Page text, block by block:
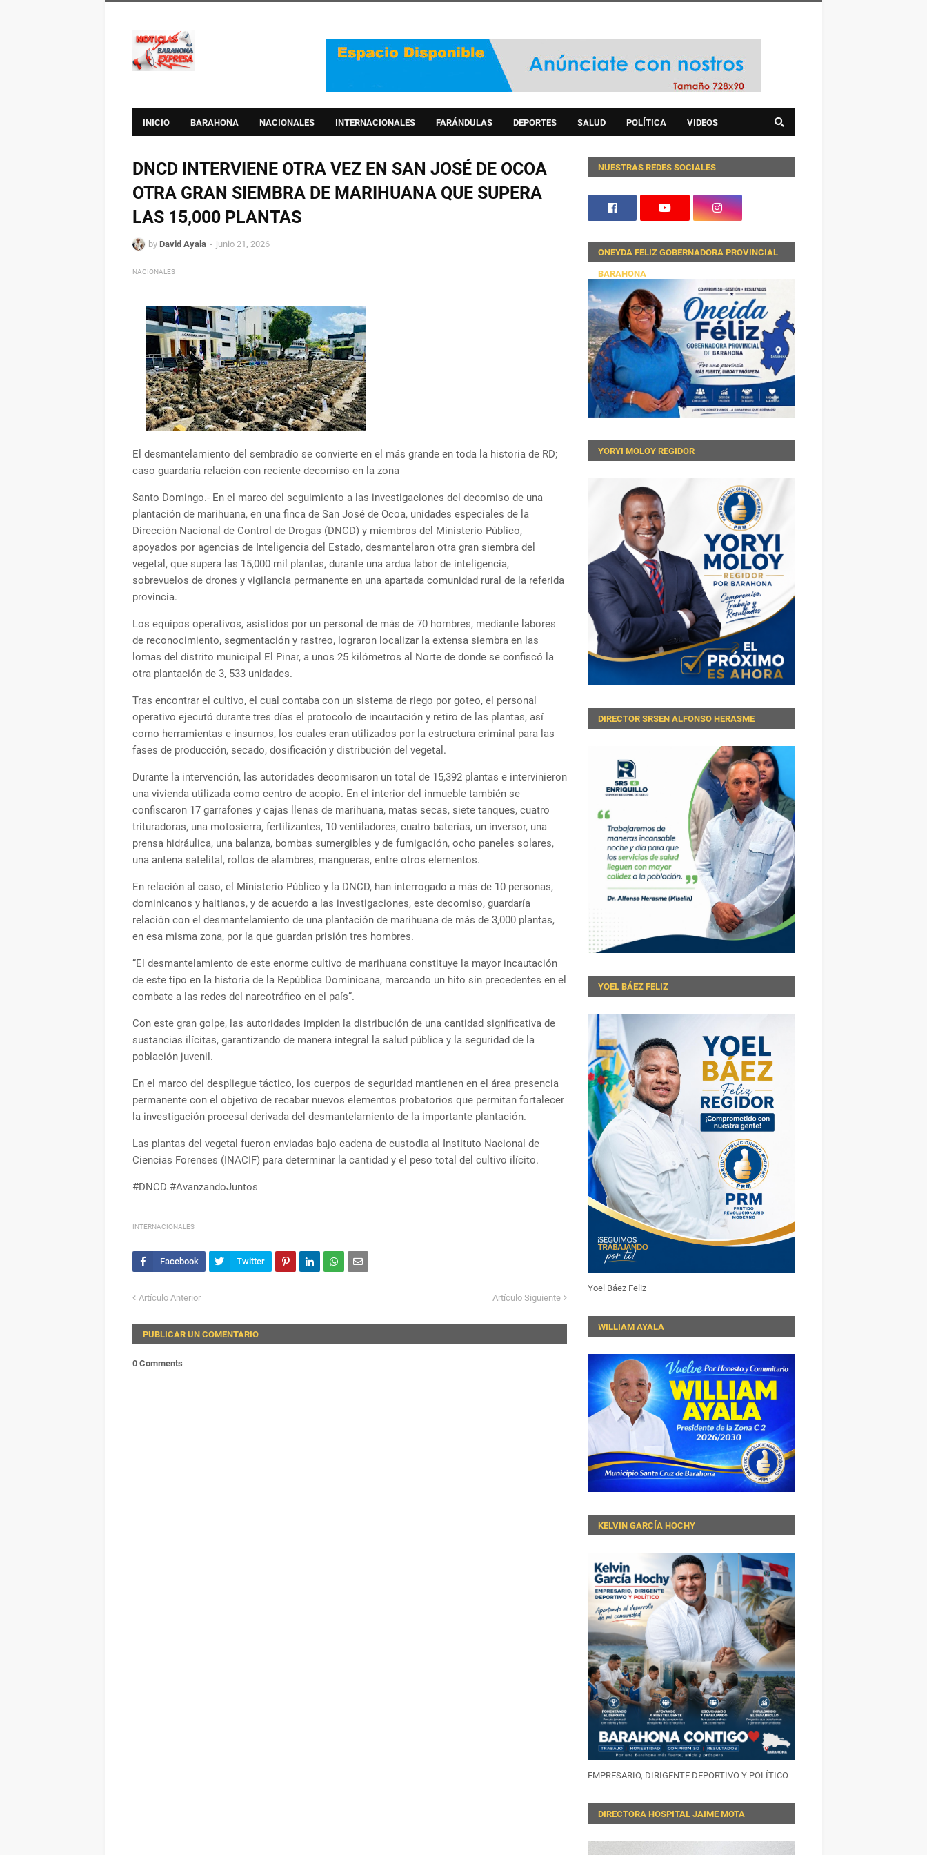
INICIO BARAHONA NACIONALES INTERNACIONALES FARÁNDULAS DEPORTES SALUD POLÍTICA VIDEOS
DNCD INTERVIENE OTRA VEZ EN SAN JOSÉ DE OCOA
OTRA GRAN SIEMBRA DE MARIHUANA QUE SUPERA
LAS 15,000 PLANTAS
by David Ayala junio 21, 2026
NACIONALES
El desmantelamiento del sembradío se convierte en el más grande en toda la historia de RD;
caso guardaría relación con reciente decomiso en la zona
Santo Domingo.- En el marco del seguimiento a las investigaciones del decomiso de una
plantación de marihuana, en una finca de San José de Ocoa, unidades especiales de la
Dirección Nacional de Control de Drogas (DNCD) y miembros del Ministerio Público,
apoyados por agencias de Inteligencia del Estado, desmantelaron otra gran siembra del
vegetal, que supera las 15,000 mil plantas, durante una ardua labor de inteligencia,
sobrevuelos de drones y vigilancia permanente en una apartada comunidad rural de la referida
provincia.
Los equipos operativos, asistidos por un personal de más de 70 hombres, mediante labores
de reconocimiento, segmentación y rastreo, lograron localizar la extensa siembra en las
lomas del distrito municipal El Pinar, a unos 25 kilómetros al Norte de donde se confiscó la
otra plantación de 3, 533 unidades.
Tras encontrar el cultivo, el cual contaba con un sistema de riego por goteo, el personal
operativo ejecutó durante tres días el protocolo de incautación y retiro de las plantas, así
como herramientas e insumos, los cuales eran utilizados por la estructura criminal para las
fases de producción, secado, dosificación y distribución del vegetal.
Durante la intervención, las autoridades decomisaron un total de 15,392 plantas e intervinieron
una vivienda utilizada como centro de acopio. En el interior del inmueble también se
confiscaron 17 garrafones y cajas llenas de marihuana, matas secas, siete tanques, cuatro
trituradoras, una motosierra, fertilizantes, 10 ventiladores, cuatro baterías, un inversor, una
prensa hidráulica, una balanza, bombas sumergibles y de fumigación, ocho paneles solares,
una antena satelital, rollos de alambres, mangueras, entre otros elementos.
En relación al caso, el Ministerio Público y la DNCD, han interrogado a más de 10 personas,
dominicanos y haitianos, y de acuerdo a las investigaciones, este decomiso, guardaría
relación con el desmantelamiento de una plantación de marihuana de más de 3,000 plantas,
en esa misma zona, por la que guardan prisión tres hombres.
“El desmantelamiento de este enorme cultivo de marihuana constituye la mayor incautación
de este tipo en la historia de la República Dominicana, marcando un hito sin precedentes en el
combate a las redes del narcotráfico en el país”.
Con este gran golpe, las autoridades impiden la distribución de una cantidad significativa de
sustancias ilícitas, garantizando de manera integral la salud pública y la seguridad de la
población juvenil.
En el marco del despliegue táctico, los cuerpos de seguridad mantienen en el área presencia
permanente con el objetivo de recabar nuevos elementos probatorios que permitan fortalecer
la investigación procesal derivada del desmantelamiento de la importante plantación.
Las plantas del vegetal fueron enviadas bajo cadena de custodia al Instituto Nacional de
Ciencias Forenses (INACIF) para determinar la cantidad y el peso total del cultivo ilícito.
#DNCD #AvanzandoJuntos
INTERNACIONALES
Artículo Anterior Artículo Siguiente
PUBLICAR UN COMENTARIO
0 Comments
NUESTRAS REDES SOCIALES
ONEYDA FELIZ GOBERNADORA PROVINCIAL
BARAHONA
YORYI MOLOY REGIDOR
DIRECTOR SRSEN ALFONSO HERASME
YOEL BÁEZ FELIZ
Yoel Báez Feliz
WILLIAM AYALA
KELVIN GARCÍA HOCHY
EMPRESARIO, DIRIGENTE DEPORTIVO Y POLÍTICO
DIRECTORA HOSPITAL JAIME MOTA